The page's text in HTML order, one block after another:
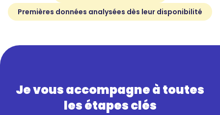
Premières données analysées dès leur disponibilité
Je vous accompagne à toutes
les étapes clés